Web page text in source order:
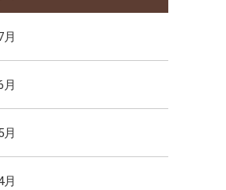
月
月
月
月